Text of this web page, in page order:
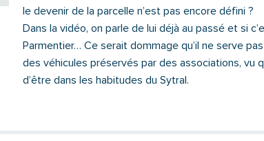
Message
le devenir de la parcelle n’est pas encore défini ?
Dans la vidéo, on parle de lui déjà au passé et si
Parmentier… Ce serait dommage qu’il ne serve
des véhicules préservés par des associations, vu
d’être dans les habitudes du Sytral.